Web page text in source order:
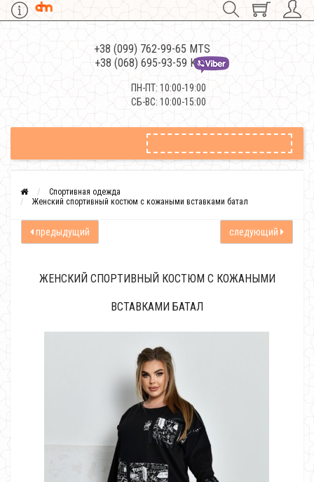
+38 (099) 762-99-65 MTS
+38 (068) 695-93-59 Kievstar
ПН-ПТ: 10:00-19:00
СБ-ВС: 10:00-15:00
Спортивная одежда
Женский спортивный костюм с кожаными вставками батал
предыдущий следующий
ЖЕНСКИЙ СПОРТИВНЫЙ КОСТЮМ С КОЖАНЫМИ
ВСТАВКАМИ БАТАЛ